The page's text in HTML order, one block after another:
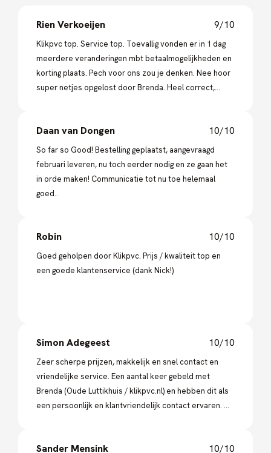
Rien Verkoeijen 9/10
Klikpvc top. Service top. Toevallig vonden er in 1 dag
meerdere veranderingen mbt betaalmogelijkheden en
korting plaats. Pech voor ons zou je denken. Nee hoor
super netjes opgelost door Brenda. Heel correct,
Daan van Dongen 10/10
So far so Good! Bestelling geplaatst, aangevraagd
februari leveren, nu toch eerder nodig en ze gaan het
in orde maken! Communicatie tot nu toe helemaal
goed..
Robin 10/10
Goed geholpen door Klikpvc. Prijs / kwaliteit top en
een goede klantenservice (dank Nick!)
Simon Adegeest 10/10
Zeer scherpe prijzen, makkelijk en snel contact en
vriendelijke service. Een aantal keer gebeld met
Brenda (Oude Luttikhuis / klikpvc.nl) en hebben dit als
een persoonlijk en klantvriendelijk contact ervaren. Wij
Sander Mensink 10/10